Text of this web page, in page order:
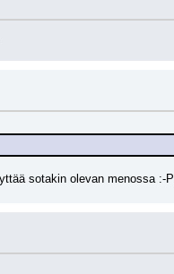
sotakin olevan menossa :-P